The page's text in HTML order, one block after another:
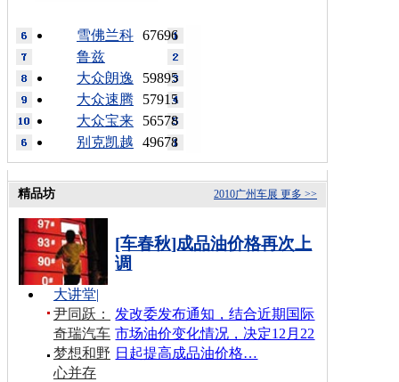
67696
雪佛兰科
鲁兹
59895
大众朗逸
57915
大众速腾
56578
大众宝来
49678
别克凯越
更多 >>
2010广州车展
精品坊
[车春秋]成品油价格再次上
调
发改委发布通知，结合近期国际
市场油价变化情况，决定12月22
日起提高成品油价格…
大讲堂|
尹同跃：
奇瑞汽车
梦想和野
心并存